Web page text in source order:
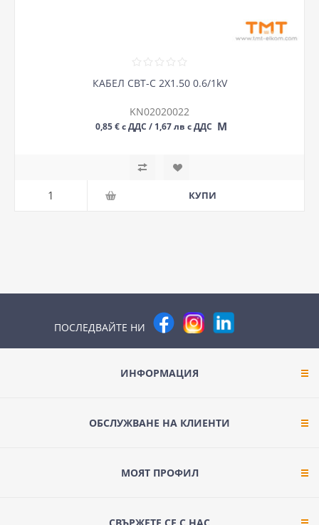
КАБЕЛ СВТ-С 2Х1.50 0.6/1kV
KN02020022
0,85 € с ДДС / 1,67 лв с ДДС М
ПОСЛЕДВАЙТЕ НИ
ИНФОРМАЦИЯ
ОБСЛУЖВАНЕ НА КЛИЕНТИ
МОЯТ ПРОФИЛ
СВЪРЖЕТЕ СЕ С НАС